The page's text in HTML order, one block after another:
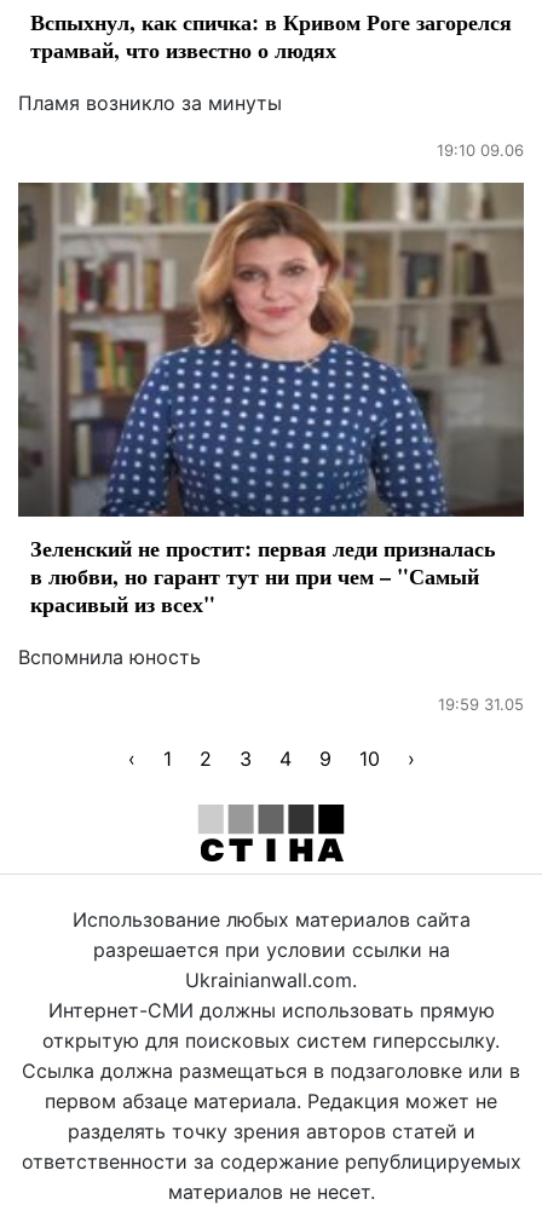
Вспыхнул, как спичка: в Кривом Роге загорелся
трамвай, что известно о людях
Пламя возникло за минуты
19:10 09.06
Зеленский не простит: первая леди призналась
в любви, но гарант тут ни при чем – "Самый
красивый из всех"
Вспомнила юность
19:59 31.05
‹ 1 2 3 4 9 10 ›
Использование любых материалов сайта
разрешается при условии ссылки на
Ukrainianwall.com.
Интернет-СМИ должны использовать прямую
открытую для поисковых систем гиперссылку.
Ссылка должна размещаться в подзаголовке или в
первом абзаце материала. Редакция может не
разделять точку зрения авторов статей и
ответственности за содержание републицируемых
материалов не несет.